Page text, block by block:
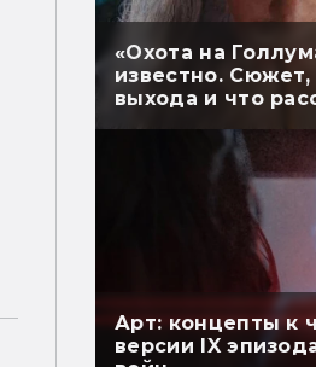
«Охота на
известно.
выхода и что
Арт: концепты к
версии IX